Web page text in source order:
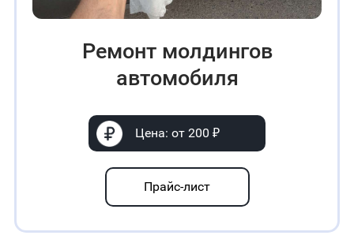
Ремонт молдингов
автомобиля
Цена: от 200 ₽
Прайс-лист